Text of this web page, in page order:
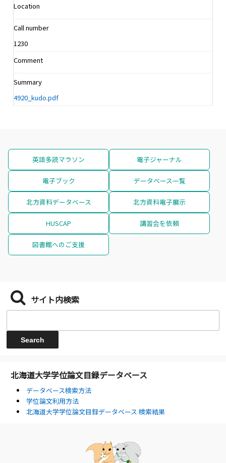
Location
Call number
1230
Comment
Summary
4920_kudo.pdf
英語多読マラソン 電子ジャーナル
電子ブック データベース一覧
北方資料データベース 北方資料電子展示
HUSCAP 講習会を依頼
図書館へのご支援
サイト内検索
北海道大学学位論文目録データベース
データベース検索方法
学位論文利用方法
北海道大学学位論文目録データベース 検索結果